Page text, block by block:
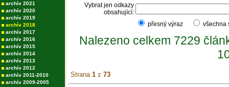
archív 2021
archív 2020
archív 2019
archív 2018
archív 2017
archív 2016
archív 2015
archív 2014
archív 2013
archív 2012
archív 2011-2010
archív 2009-2005
Vybrat jen odkazy
obsahující:
přesný výraz
Nalezeno celkem 7229
Strana 1 z 73